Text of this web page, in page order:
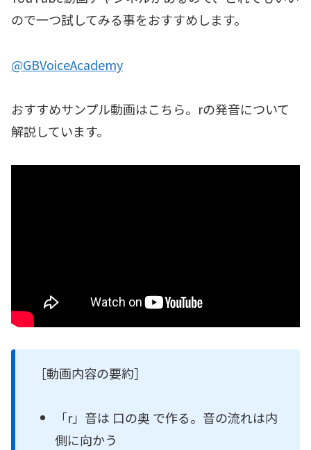
ので一つ試してみる事をおすすめします。
@GBVoiceAcademy
おすすめサンプル動画はこちら。rの発音について
解説しています。
［動画内容の要約］
「r」音は 口の奥 で作る。音の流れは内
側に向かう